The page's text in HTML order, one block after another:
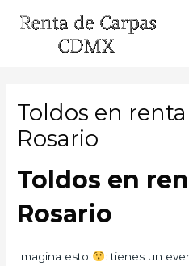
Toldos en
Rosario
Toldos en
Rosario
Imagina esto : tienes un